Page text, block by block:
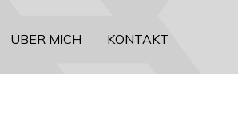
ÜBER MICH KONTAKT